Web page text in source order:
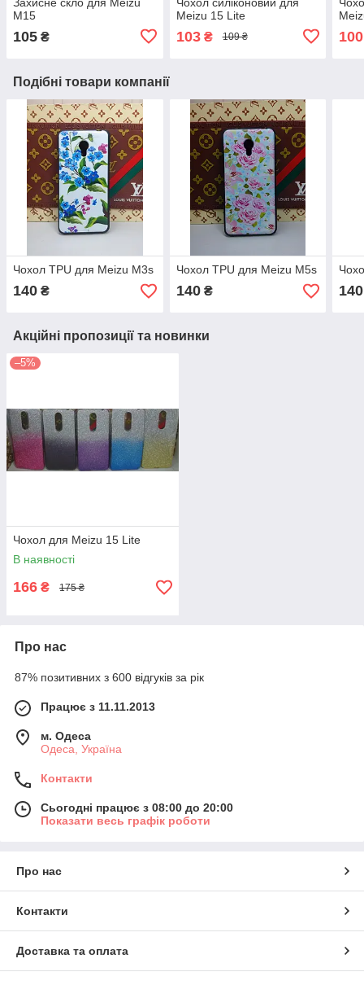
M15
105 ₴
Meizu 15 Lite
103₴ 109 ₴ 100
Подібні товари компанії
Чохол TPU для Meizu M3s
140 ₴
Чохол TPU для Meizu M5s
140₴ 140
Акційні пропозиції та новинки
–5%
Чохол для Meizu 15 Lite
В наявності
166 ₴ 175 ₴
Про нас
87% позитивних з 600 відгуків за рік
Працює з 11.11.2013
м. Одеса
Одеса, Україна
Контакти
Сьогодні працює з 08:00 до 20:00
Показати весь графік роботи
Про нас
Контакти
Доставка та оплата